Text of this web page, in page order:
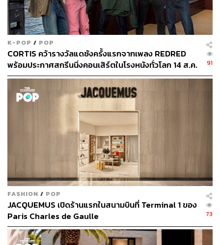
K-POP / POP
CORTIS คว้ารางวัลแดซังครั้งแรกจากเพลง REDRED
พร้อมประกาศสกรีนนิ่งคอนเสิร์ตในโรงหนังทั่วโลก 14 ส.ค.
นี้
91
FASHION / POP
JACQUEMUS เปิดร้านแรกในสนามบินที่ Terminal 1 ของ
Paris Charles de Gaulle
73